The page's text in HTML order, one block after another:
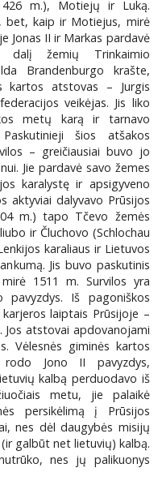
m.), Motiejų ir Luką.
bet, kaip ir Motiejus, mirė
Jonas II ir Markas pardavė
žemių Trinkaimio
Brandenburgo krašte,
kartos atstovas – Jurgis
veikėjas. Jis liko
metų karą ir tarnavo
šios atšakos
– greičiausiai buvo jo
Jie pardavė savo žemes
karalystę ir apsigyveno
aktyviai dalyvavo Prūsijos
m.) tapo Tčevo žemės
ir Čluchovo (Schlochau
karaliaus ir Lietuvos
Jis buvo paskutinis
1511 m. Survilos yra
Iš pagoniškos
laiptais Prūsijoje –
Jos atstovai apdovanojami
Vėlesnės giminės kartos
Jono II pavyzdys,
kalbą perduodavo iš
metu, jie palaikė
persikėlimą į Prūsijos
nes dėl daugybės misijų
galbūt net lietuvių) kalbą.
nes jų palikuonys